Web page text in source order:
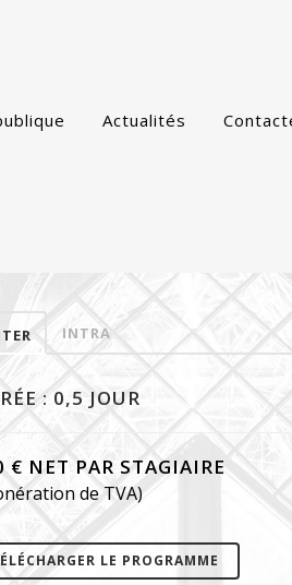
Actualités
INTRA
: 0,5 JOUR
€ NET PAR STAGIAIRE
de TVA)
LE PROGRAMME